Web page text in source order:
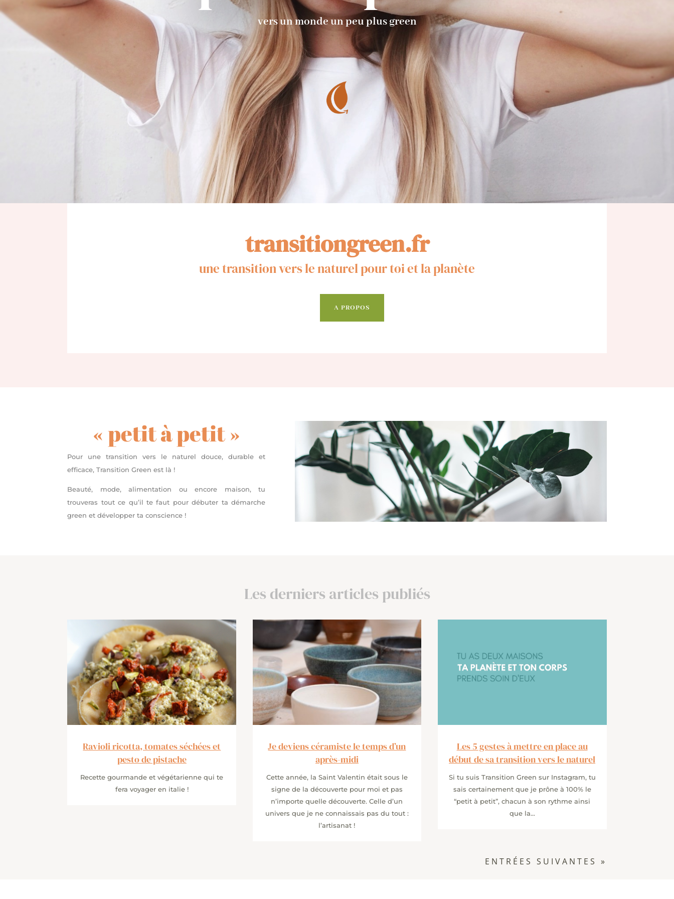
vers un monde un peu plus green
transitiongreen.fr
une transition vers le naturel pour toi et la planète
A PROPOS
« petit à petit »
Pour une transition vers le naturel douce, durable et
efficace, Transition Green est là !
Beauté, mode, alimentation ou encore maison, tu
trouveras tout ce qu’il te faut pour débuter ta démarche
green et développer ta conscience !
Les derniers articles publiés
Ravioli ricotta, tomates séchées et
pesto de pistache
Recette gourmande et végétarienne qui te
fera voyager en italie !
Je deviens céramiste le temps d’un
après-midi
Cette année, la Saint Valentin était sous le
signe de la découverte pour moi et pas
n’importe quelle découverte. Celle d’un
univers que je ne connaissais pas du tout :
l’artisanat !
Les 5 gestes à mettre en place au
début de sa transition vers le naturel
Si tu suis Transition Green sur Instagram, tu
sais certainement que je prône à 100% le
“petit à petit”, chacun à son rythme ainsi
que la...
ENTRÉES SUIVANTES »